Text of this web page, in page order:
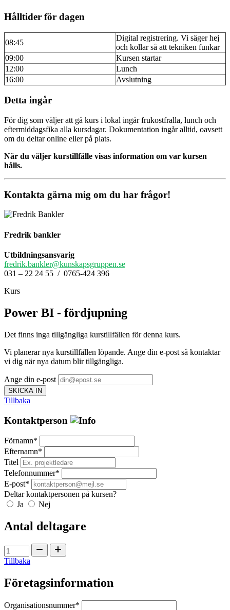
Hålltider för dagen
08:45
Digital registrering. Vi säger hej
och kollar så att tekniken funkar
09:00
Kursen startar
12:00
Lunch
16:00
Avslutning
Detta ingår
För dig som väljer att gå kurs i lokal ingår frukostfralla, lunch och
eftermiddagsfika alla kursdagar. Dokumentation ingår alltid, oavsett
om du deltar online eller på plats.
När du väljer kurstillfälle visas information om var kursen
hålls.
Kontakta gärna mig om du har frågor!
Fredrik bankler
Utbildningsansvarig
fredrik.bankler@kunskapsgruppen.se
031 – 22 24 55 / 0765-424 396
Kurs
Power BI - fördjupning
Det finns inga tillgängliga kurstillfällen för denna kurs.
Vi planerar nya kurstillfällen löpande. Ange din e-post så kontaktar
vi dig när nya datum blir tillgängliga.
Ange din e-post
SKICKA IN
Tillbaka
Kontaktperson
Förnamn*
Efternamn*
Titel
Telefonnummer*
E-post*
Deltar kontaktpersonen på kursen?
Ja
Nej
Antal deltagare
Tillbaka
Företagsinformation
Organisationsnummer*